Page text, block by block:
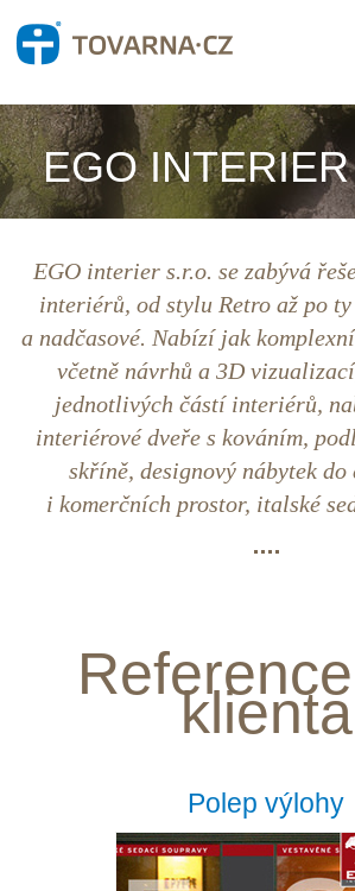
EGO
EGO interier s.r.o. se zabývá
interiérů, od stylu Retro až po
a nadčasové. Nabízí jak
včetně návrhů a 3D
jednotlivých částí interiérů,
interiérové dveře s kováním,
skříně, designový nábytek do
i komerčních prostor, italské
klienta
Polep výlohy